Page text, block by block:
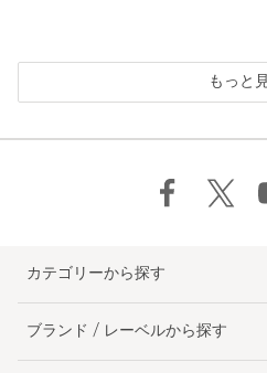
もっと
カテゴリーから探す
ブランド / レーベルから探す